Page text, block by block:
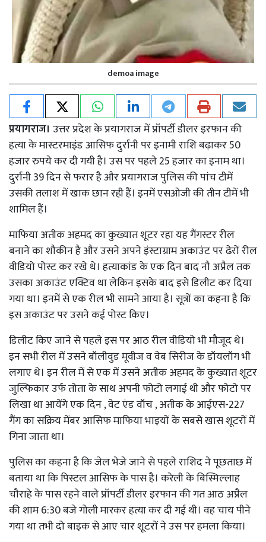
demoa image
प्रयागराज। उत्तर प्रदेश के प्रयागराज में प्रॉपर्टी डीलर इरफान की
हत्या के मास्टरमाइंड आसिफ दुर्रानी पर इनामी राशि बढ़ाकर 50
हजार रुपये कर दी गयी है। उस पर पहले 25 हजार का इनाम था।
दुर्रानी 39 दिन से फरार है और प्रयागराज पुलिस की पांच टीमें
उसकी तलाश में खाक छान रही हैं। इनमें एसओजी की तीन टीमें भी
शामिल हैं।
माफिया अतीक अहमद का कुख्यात शूटर रहा यह गैंगस्टर रील
बनाने का शौकीन है और उसने अपने इंस्टाग्राम अकाउंट पर ढेरों रील
वीडियो पोस्ट कर रखे थे। हत्याकांड के एक दिन बाद नौ अप्रैल तक
उसका अकाउंट एक्टिव था लेकिन इसके बाद इसे डिलीट कर दिया
गया था। इनमें से एक रील भी सामने आया है। सूत्रों का कहना है कि
इस अकाउंट पर उसने कई पोस्ट किए।
डिलीट किए जाने से पहले इस पर आठ रील वीडियो भी मौजूद थे।
इन सभी रील में उसने बॉलीवुड मूवीज व वेब सिरीज के डॉयलॉग भी
लगाए थे। इन रील में से एक में उसने अतीक अहमद के कुख्यात शूटर
जुल्फिकार उर्फ तोता के साथ अपनी फोटो लगाई थी और फोटो पर
लिखा था आयेंगे एक दिन , वेट एंड वॉच , अतीक के आईएस-227
गैंग का सक्रिय मेंबर आसिफ माफिया भाइयों के सबसे खास शूटरों में
गिना जाता था।
पुलिस का कहना है कि जेल भेजे जाने से पहले राशिद ने पूछताछ में
बताया था कि पिस्टल आसिफ के पास है। करेली के बिस्मिल्लाह
चौराहे के पास रहने वाले प्रॉपर्टी डीलर इरफान की गत आठ अप्रैल
की शाम 6:30 बजे गोली मारकर हत्या कर दी गई थी। वह चाय पीने
गया था तभी दो बाइक से आए चार शूटरों ने उस पर हमला किया।